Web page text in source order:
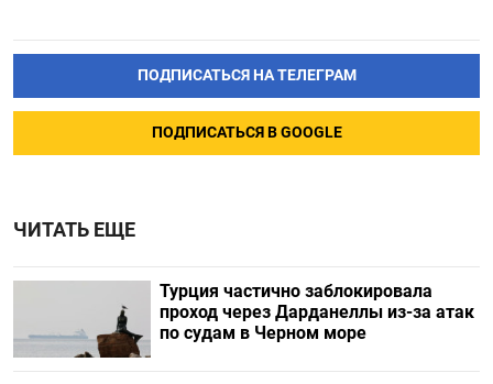
ПОДПИСАТЬСЯ НА ТЕЛЕГРАМ
ПОДПИСАТЬСЯ В GOOGLE
ЧИТАТЬ ЕЩЕ
Турция частично заблокировала
проход через Дарданеллы из-за атак
по судам в Черном море